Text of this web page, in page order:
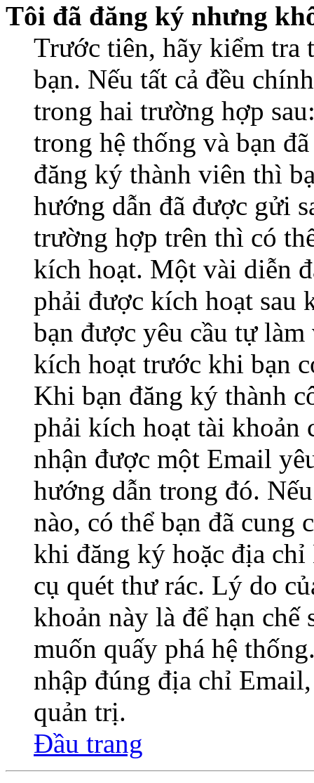
Tôi đã đăng ký nhưng
Trước tiên, hãy kiểm tra
bạn. Nếu tất cả đều
trong hai trường hợp
trong hệ thống và bạn
đăng ký thành viên thì
hướng dẫn đã được gửi
trường hợp trên thì có
kích hoạt. Một vài diễn
phải được kích hoạt sau
bạn được yêu cầu tự
kích hoạt trước khi bạn
Khi bạn đăng ký thành
phải kích hoạt tài khoản
nhận được một Email
hướng dẫn trong đó.
nào, có thể bạn đã cung
khi đăng ký hoặc địa
cụ quét thư rác. Lý do
khoản này là để hạn
muốn quấy phá hệ
nhập đúng địa chỉ
quản trị.
Đầu trang